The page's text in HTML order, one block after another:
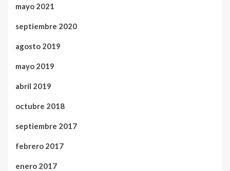
mayo 2021
septiembre 2020
agosto 2019
mayo 2019
abril 2019
octubre 2018
septiembre 2017
febrero 2017
enero 2017